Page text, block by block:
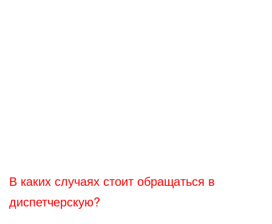
В каких случаях стоит обращаться в
диспетчерскую?